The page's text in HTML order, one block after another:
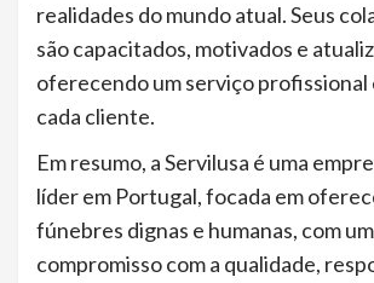
realidades do mundo atual. Seus
são capacitados, motivados e
oferecendo um serviço profissional
cada cliente.
Em resumo, a Servilusa é uma
líder em Portugal, focada em
fúnebres dignas e humanas, com
compromisso com a qualidade,